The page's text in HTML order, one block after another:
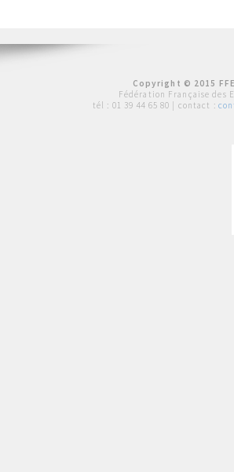
Copyright © 2015
Fédération Française des
tél : 01 39 44 65 80 | contact :